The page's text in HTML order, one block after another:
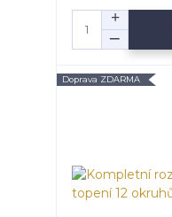
Doprava ZDARMA